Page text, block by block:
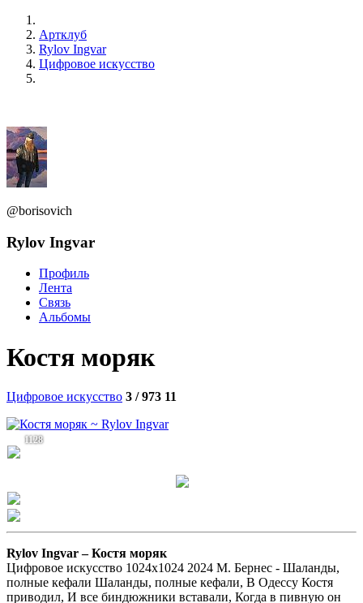
Артклуб
Rylov Ingvar
Цифровое искусство
@borisovich
Rylov Ingvar
Профиль
Лента
Связь
Альбомы
Костя моряк
Цифровое искусство 3 / 973 11
1128
Rylov Ingvar –Костя моряк
Цифровое искусство 1024х1024 2024 М. Бернес - Шаланды,
полные кефали Шаланды, полные кефали, В Одессу Костя
приводил, И все биндюжники вставали, Когда в пивную он